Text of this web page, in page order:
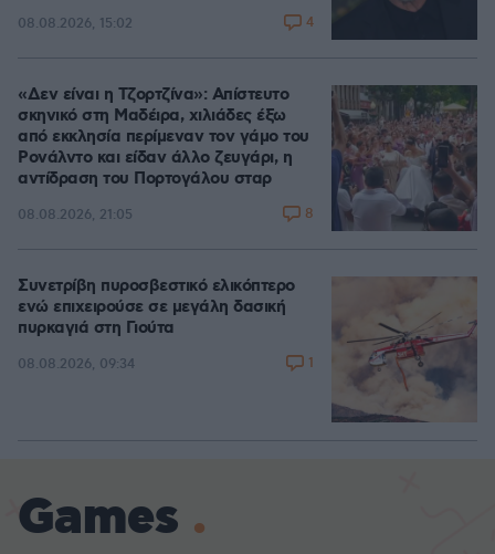
08.08.2026, 15:02 4
«Δεν είναι η Τζορτζίνα»: Απίστευτο
σκηνικό στη Μαδέιρα, χιλιάδες έξω
από εκκλησία περίμεναν τον γάμο του
Ρονάλντο και είδαν άλλο ζευγάρι, η
αντίδραση του Πορτογάλου σταρ
08.08.2026, 21:05 8
Συνετρίβη πυροσβεστικό ελικόπτερο
ενώ επιχειρούσε σε μεγάλη δασική
πυρκαγιά στη Γιούτα
08.08.2026, 09:34 1
Games